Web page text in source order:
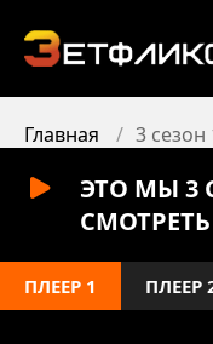
Главная 3 сезон
ЭТО МЫ 3
ПЛЕЕР 1 ПЛЕЕР